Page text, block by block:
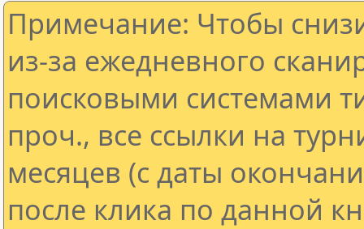
Примечание: Чтобы
из-за ежедневного
поисковыми системами
проч., все ссылки на
месяцев (с даты
после клика по данной